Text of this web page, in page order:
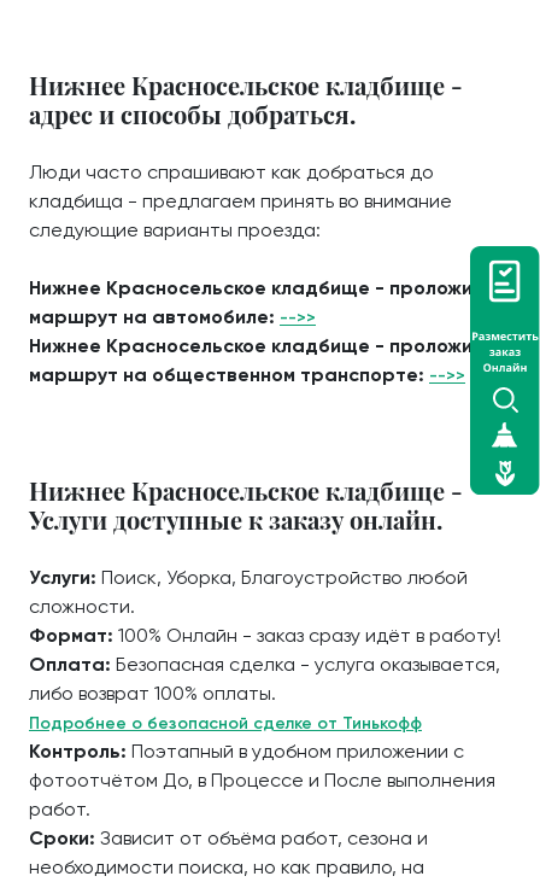
Нижнее Красносельское кладбище -
адрес и способы добраться.
Люди часто спрашивают как добраться до
кладбища - предлагаем принять во внимание
следующие варианты проезда:
Нижнее Красносельское кладбище - проложить
маршрут на автомобиле: -->>
Нижнее Красносельское кладбище - проложить
маршрут на общественном транспорте: -->>
Нижнее Красносельское кладбище -
Услуги доступные к заказу онлайн.
Услуги: Поиск, Уборка, Благоустройство любой
сложности.
Формат: 100% Онлайн - заказ сразу идёт в работу!
Оплата: Безопасная сделка - услуга оказывается,
либо возврат 100% оплаты.
Подробнее о безопасной сделке от Тинькофф
Контроль: Поэтапный в удобном приложении с
фотоотчётом До, в Процессе и После выполнения
работ.
Сроки: Зависит от объёма работ, сезона и
необходимости поиска, но как правило, на